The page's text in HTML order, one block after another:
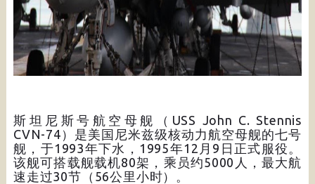
斯坦尼斯号航空母舰（USS John C. Stennis
CVN-74）是美国尼米兹级核动力航空母舰的七号
舰，于1993年下水，1995年12月9日正式服役。
该舰可搭载舰载机80架，乘员约5000人，最大航
速走过30节（56公里小时）。